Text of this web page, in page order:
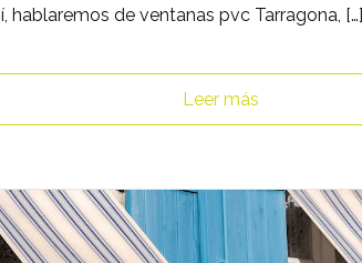
hablaremos de ventanas pvc Tarragona, […]
Leer más